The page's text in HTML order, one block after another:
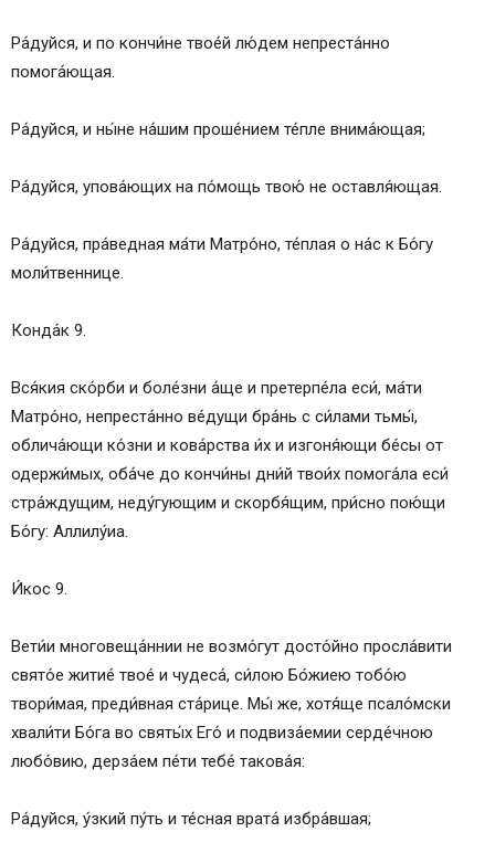
Ра́дуйся, и по кончи́не твое́й лю́дем непреста́нно
помога́ющая.
Ра́дуйся, и ны́не на́шим проше́нием те́пле внима́ющая;
Ра́дуйся, упова́ющих на по́мощь твою́ не оставля́ющая.
Ра́дуйся, пра́ведная ма́ти Матро́но, те́плая о на́с к Бо́гу
моли́твеннице.
Конда́к 9.
Вся́кия ско́рби и боле́зни а́ще и претерпе́ла еси́, ма́ти
Матро́но, непреста́нно ве́дущи бра́нь с си́лами тьмы́,
облича́ющи ко́зни и кова́рства и́х и изгоня́ющи бе́сы от
одержи́мых, оба́че до кончи́ны дни́й твои́х помога́ла еси́
стра́ждущим, неду́гующим и скорбя́щим, при́сно пою́щи
Бо́гу: Аллилу́иа.
И́кос 9.
Вети́и многовеща́ннии не возмо́гут досто́йно просла́вити
свято́е житие́ твое́ и чудеса́, си́лою Бо́жиею тобо́ю
твори́мая, преди́вная ста́рице. Мы́ же, хотя́ще псало́мски
хвали́ти Бо́га во святы́х Его́ и подвиза́емии серде́чною
любо́вию, дерза́ем пе́ти тебе́ такова́я:
Ра́дуйся, у́зкий пу́ть и те́сная врата́ избра́вшая;